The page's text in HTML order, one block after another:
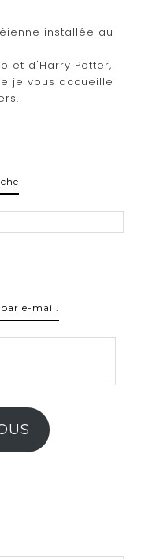
installée au
et d'Harry Potter,
je vous accueille
e-mail.